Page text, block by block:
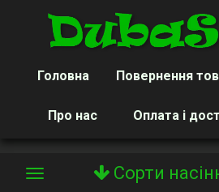
Головна Повернення
Про нас Оплата і
Сорти